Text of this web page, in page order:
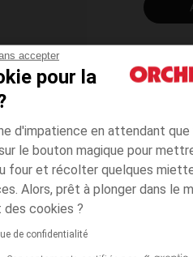
accepter
pour la
d'impatience en attendant que
le bouton magique pour
four et récolter quelques
Alors, prêt à plonger dans le
cookies ?
de confidentialité
MODES